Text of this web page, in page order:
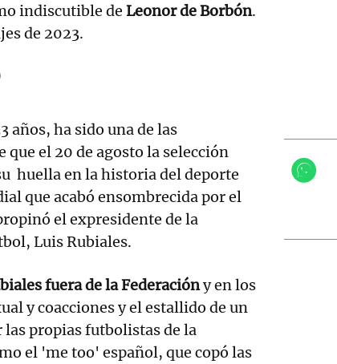
indiscutible de Leonor de Borbón.
de 2023.
años, ha sido una de las
que el 20 de agosto la selección
huella en la historia del deporte
que acabó ensombrecida por el
el expresidente de la
Luis Rubiales.
fuera de la Federacióny en los
y coacciones y el estallido de un
propias futbolistas de la
el 'me too' español, que copó las